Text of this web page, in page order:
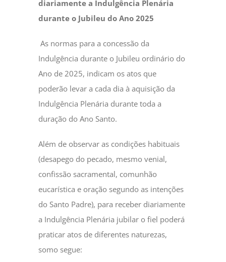
diariamente a Indulgência Plenária
durante o Jubileu do Ano 2025
As normas para a concessão da
Indulgência durante o Jubileu ordinário do
Ano de 2025, indicam os atos que
poderão levar a cada dia à aquisição da
Indulgência Plenária durante toda a
duração do Ano Santo.
Além de observar as condições habituais
(desapego do pecado, mesmo venial,
confissão sacramental, comunhão
eucarística e oração segundo as intenções
do Santo Padre), para receber diariamente
a Indulgência Plenária jubilar o fiel poderá
praticar atos de diferentes naturezas,
somo segue: